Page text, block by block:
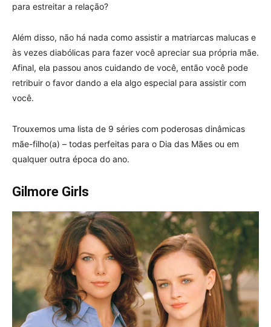
para estreitar a relação?
Além disso, não há nada como assistir a matriarcas malucas e
às vezes diabólicas para fazer você apreciar sua própria mãe.
Afinal, ela passou anos cuidando de você, então você pode
retribuir o favor dando a ela algo especial para assistir com
você.
Trouxemos uma lista de 9 séries com poderosas dinâmicas
mãe-filho(a) – todas perfeitas para o Dia das Mães ou em
qualquer outra época do ano.
Gilmore Girls